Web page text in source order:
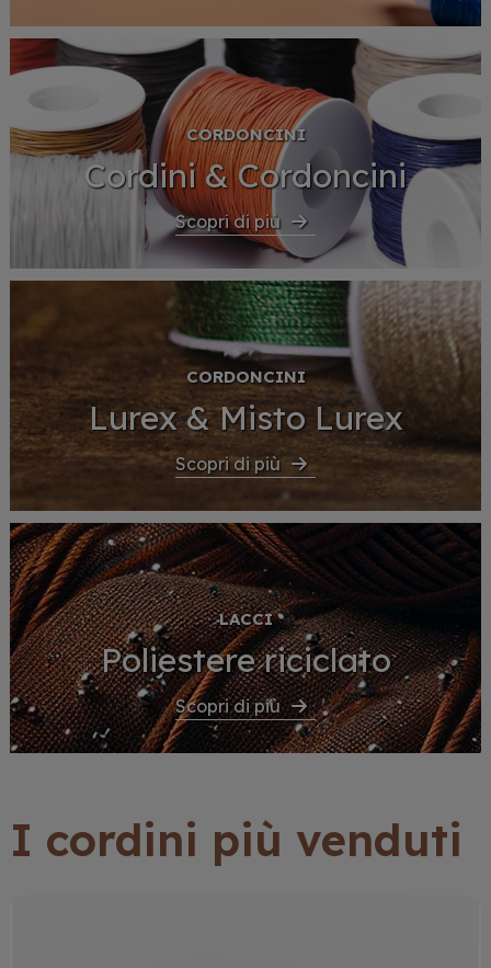
CORDONCINI
Cordini & Cordoncini
Scopri di più
CORDONCINI
Lurex & Misto Lurex
Scopri di più
LACCI
Poliestere riciclato
Scopri di più
I cordini più venduti